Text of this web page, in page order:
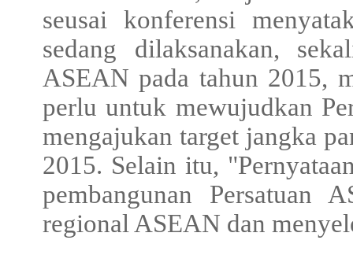
seusai konferensi
sedang dilaksanakan,
ASEAN pada tahun 2015,
perlu untuk mewujudkan
mengajukan target jangka
2015. Selain itu,
pembangunan Persatuan
regional ASEAN dan